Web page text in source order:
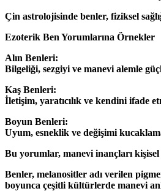
Çin astrolojisinde benler, fiziksel
Ezoterik Ben Yorumlarına Örnekler
Alın Benleri:
Bilgeliği, sezgiyi ve manevi alemle
Kaş Benleri:
İletişim, yaratıcılık ve kendini ifade
Boyun Benleri:
Uyum, esneklik ve değişimi
Bu yorumlar, manevi inançları
Benler, melanositler adı verilen
boyunca çeşitli kültürlerde manevi